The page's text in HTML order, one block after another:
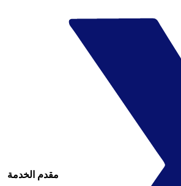
مقدم الخدمة